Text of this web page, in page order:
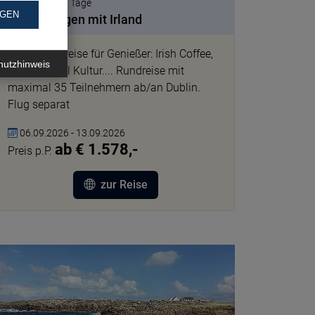
Rundreisen | 8 Tage
Begegnungen mit Irland
Irland Rundreise für Genießer: Irish Coffee,
Whiskey, viel Kultur.... Rundreise mit
maximal 35 Teilnehmern ab/an Dublin.
Flug separat
06.09.2026 - 13.09.2026
Preis p.P. ab € 1.578,-
zur Reise